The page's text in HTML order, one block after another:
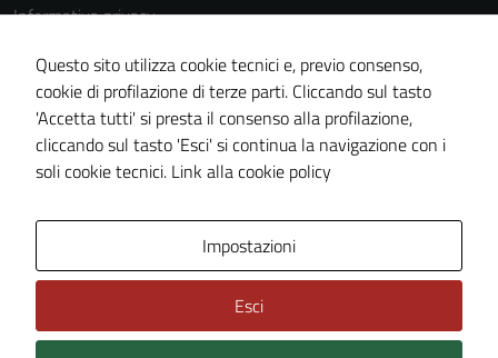
Informativa privacy
Cookie Policy
Note legali
Dichiarazione di accessibilità
Piano di miglioramento del sito
Questo sito utilizza cookie tecnici e, previo consenso,
cookie di profilazione di terze parti. Cliccando sul tasto
'Accetta tutti' si presta il consenso alla profilazione,
cliccando sul tasto 'Esci' si continua la navigazione con i
soli cookie tecnici. Link alla cookie policy
Impostazioni
Esci